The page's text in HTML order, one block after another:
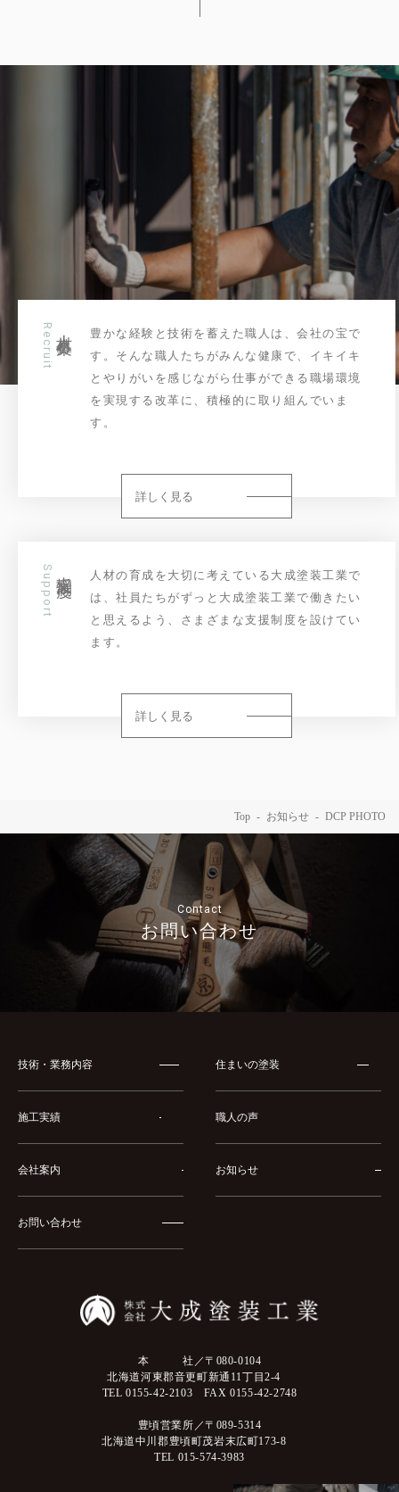
Recruit
豊かな経験と技術を蓄えた職人は、会社の宝で
す。そんな職人たちがみんな健康で、イキイキ
とやりがいを感じながら仕事ができる職場環境
を実現する改革に、積極的に取り組んでいま
す。
詳しく見る
Support
人材の育成を大切に考えている大成塗装工業で
は、社員たちがずっと大成塗装工業で働きたい
と思えるよう、さまざまな支援制度を設けてい
ます。
詳しく見る
Top お知らせ DCP PHOTO
Contact
お問い合わせ
技術・業務内容 住まいの塗装
施工実績 職人の声
会社案内 お知らせ
お問い合わせ
本 社／〒080-0104
北海道河東郡音更町新通11丁目2-4
TEL 0155-42-2103 FAX 0155-42-2748
豊頃営業所／〒089-5314
北海道中川郡豊頃町茂岩末広町173-8
TEL 015-574-3983